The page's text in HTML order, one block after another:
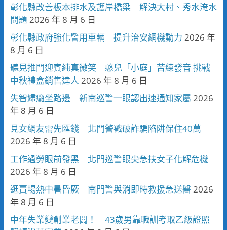
彰化縣改善板本排水及護岸橋梁 解決大村、秀水淹水
問題 2026 年 8 月 6 日
彰化縣政府強化警用車輛 提升治安網機動力 2026 年
8 月 6 日
聽見推門迎賓純真微笑 憨兒「小庭」苦練發音 挑戰
中秋禮盒銷售達人 2026 年 8 月 6 日
失智婦癱坐路邊 新南巡警一眼認出速通知家屬 2026
年 8 月 6 日
見女網友需先匯錢 北門警戳破詐騙陷阱保住40萬
2026 年 8 月 6 日
工作過勞眼前發黑 北門巡警眼尖急扶女子化解危機
2026 年 8 月 6 日
逛賣場熱中暑昏厥 南門警與消即時救援急送醫2026
年 8 月 6 日
中年失業變創業老闆！ 43歲男靠職訓考取乙級證照